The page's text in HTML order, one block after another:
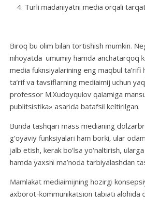
Turli madaniyatni media orqali
Biroq bu olim bilan tortishish mumkin.
nihoyatda umumiy hamda anchatarqoq
media fuknsiyalarining eng maqbul ta’rifi
ta’rif va tavsiflarning mediaimij uchun
professor M.Xudoyqulov qalamiga
publitsistika» asarida batafsil keltirilgan.
Bunda tashqari mass medianing
g‘oyaviy funksiyalari ham borki, ular
jalb etish, kerak bo‘lsa yo‘naltirish,
hamda yaxshi ma’noda tarbiyalashdan
Mamlakat mediaimijning hozirgi
axborot-kommunikatsion tabiati alohida